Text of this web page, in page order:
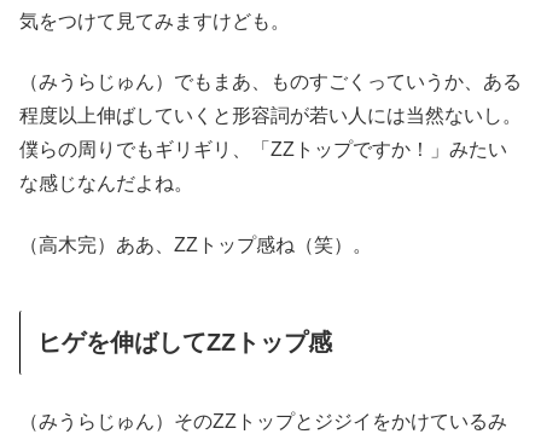
気をつけて見てみますけども。
（みうらじゅん）でもまあ、ものすごくっていうか、ある
程度以上伸ばしていくと形容詞が若い人には当然ないし。
僕らの周りでもギリギリ、「ZZトップですか！」みたい
な感じなんだよね。
（高木完）ああ、ZZトップ感ね（笑）。
ヒゲを伸ばしてZZトップ感
（みうらじゅん）そのZZトップとジジイをかけているみ